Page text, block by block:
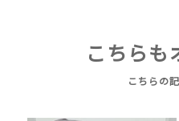
こちらも